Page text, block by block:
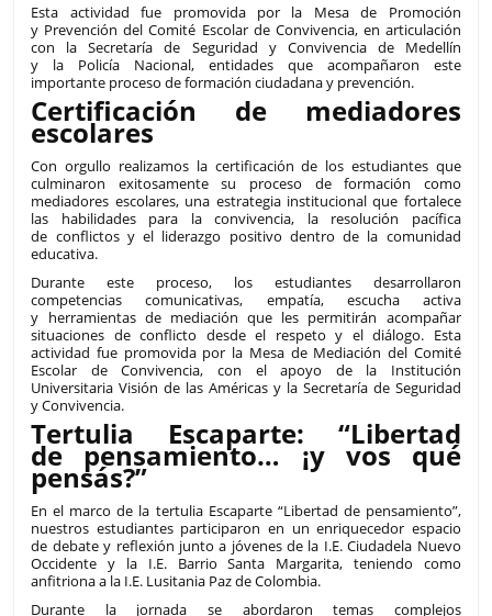
Esta actividad fue promovida por la Mesa de Promoción
y Prevención del Comité Escolar de Convivencia, en articulación
con la Secretaría de Seguridad y Convivencia de Medellín
y la Policía Nacional, entidades que acompañaron este
importante proceso de formación ciudadana y prevención.
Certificación de mediadores
escolares
Con orgullo realizamos la certificación de los estudiantes que
culminaron exitosamente su proceso de formación como
mediadores escolares, una estrategia institucional que fortalece
las habilidades para la convivencia, la resolución pacífica
de conflictos y el liderazgo positivo dentro de la comunidad
educativa.
Durante este proceso, los estudiantes desarrollaron
competencias comunicativas, empatía, escucha activa
y herramientas de mediación que les permitirán acompañar
situaciones de conflicto desde el respeto y el diálogo. Esta
actividad fue promovida por la Mesa de Mediación del Comité
Escolar de Convivencia, con el apoyo de la Institución
Universitaria Visión de las Américas y la Secretaría de Seguridad
y Convivencia.
Tertulia Escaparte: “Libertad
de pensamiento… ¡y vos qué
pensás?”
En el marco de la tertulia Escaparte “Libertad de pensamiento”,
nuestros estudiantes participaron en un enriquecedor espacio
de debate y reflexión junto a jóvenes de la I.E. Ciudadela Nuevo
Occidente y la I.E. Barrio Santa Margarita, teniendo como
anfitriona a la I.E. Lusitania Paz de Colombia.
Durante la jornada se abordaron temas complejos